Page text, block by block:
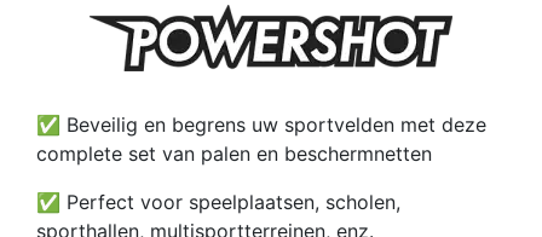
✅ Beveilig en begrens uw sportvelden met deze
complete set van palen en beschermnetten
✅ Perfect voor speelplaatsen, scholen,
sporthallen, multisportterreinen, enz.